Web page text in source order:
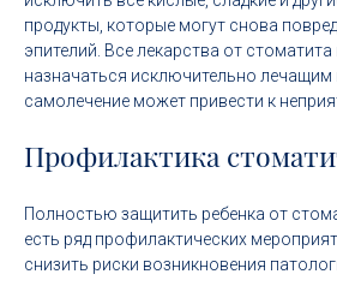
продукты, которые могут снова
эпителий. Все лекарства от
назначаться исключительно лечащим
самолечение может привести к
Профилактика
Полностью защитить ребенка от
есть ряд профилактических
снизить риски возникновения